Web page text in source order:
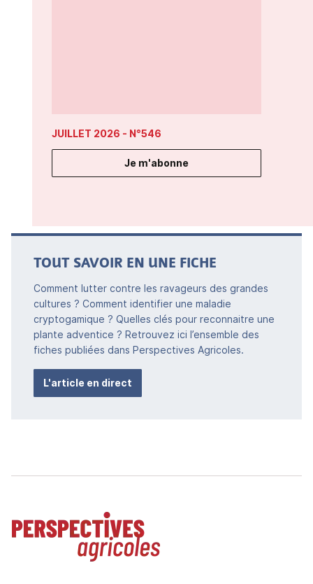
JUILLET 2026 - N°546
Je m'abonne
TOUT SAVOIR EN UNE FICHE
Comment lutter contre les ravageurs des grandes
cultures ? Comment identifier une maladie
cryptogamique ? Quelles clés pour reconnaitre une
plante adventice ? Retrouvez ici l’ensemble des
fiches publiées dans Perspectives Agricoles.
L'article en direct